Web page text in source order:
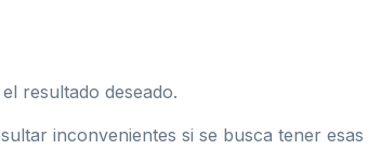
resultado deseado.
inconvenientes si se busca tener esas